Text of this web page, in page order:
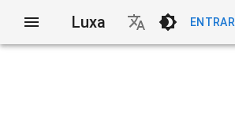
Luxa ENTRAR